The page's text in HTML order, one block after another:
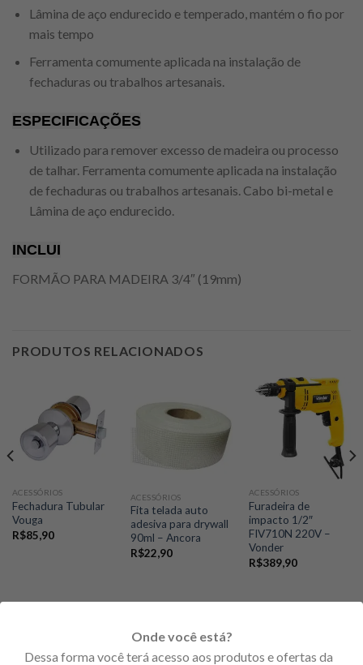
Lâmina de aço endurecido e temperado, mantém o fio por
mais tempo
Ferramenta comumente aplicada na instalação de
fechaduras ou trabalhos artesanais.
ESPECIFICAÇÕES
Utilizado para remover excesso de madeira ou processo
de talhar. Ferramenta comumente aplicada na instalação
de fechaduras ou trabalhos artesanais. Cabo bi-metal e
Lâmina de aço endurecido.
INCLUI
FORMÃO PARA MADEIRA 3/4″ (19mm)
PRODUTOS RELACIONADOS
ACESSÓRIOS
Fechadura Tubular
Vouga
R$85,90
ACESSÓRIOS
Fita telada auto
adesiva para drywall
90ml – Ancora
R$22,90
ACESSÓRIOS
Furadeira de
impacto 1/2″
FIV710N 220V –
Vonder
R$389,90
PRODUTOS EM PROMOÇÃO
Onde você está?
Dessa forma você terá acesso aos produtos e ofertas da